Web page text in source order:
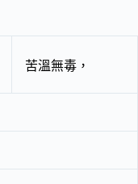
苦溫無毒，